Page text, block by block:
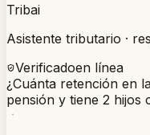
Tribai
Asistente tributario ·
Verificadoen línea
¿Cuánta retención en
pensión y tiene 2 hijos